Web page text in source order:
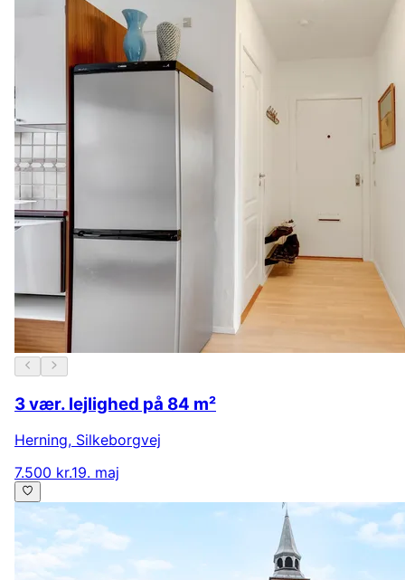
3 vær. lejlighed på 84 m²
Herning, Silkeborgvej
7.500 kr.19. maj